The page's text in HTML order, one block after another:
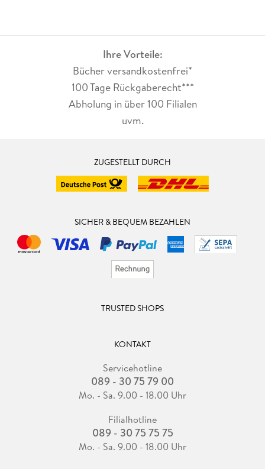
Ihre Vorteile:
Bücher versandkostenfrei*
100 Tage Rückgaberecht***
Abholung in über 100 Filialen
uvm.
ZUGESTELLT DURCH
SICHER & BEQUEM BEZAHLEN
TRUSTED SHOPS
KONTAKT
Servicehotline
089 - 30 75 79 00
Mo. - Sa. 9.00 - 18.00 Uhr
Filialhotline
089 - 30 75 75 75
Mo. - Sa. 9.00 - 18.00 Uhr